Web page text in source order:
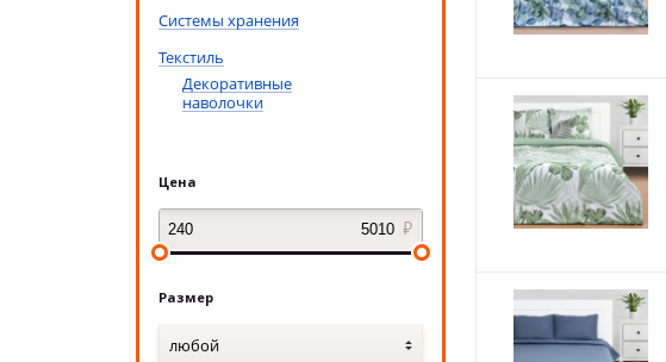
Системы хранения
Текстиль
Декоративные
наволочки
Цена
Размер
любой